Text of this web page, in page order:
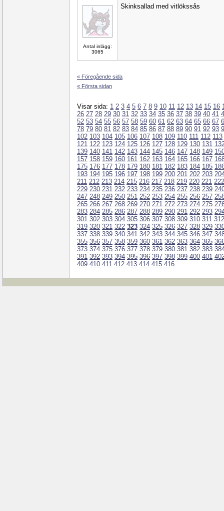
Antal inlägg:
3065
Skinksallad med vitlökssås
« Föregående sida
« Första sidan
Visar sida: 1 2 3 4 5 6 7 8 9 10 11 12 13 14 15 16
26 27 28 29 30 31 32 33 34 35 36 37 38 39 40 41
52 53 54 55 56 57 58 59 60 61 62 63 64 65 66 67
78 79 80 81 82 83 84 85 86 87 88 89 90 91 92 93
102 103 104 105 106 107 108 109 110 111 112 113
121 122 123 124 125 126 127 128 129 130 131
139 140 141 142 143 144 145 146 147 148 149
157 158 159 160 161 162 163 164 165 166 167
175 176 177 178 179 180 181 182 183 184 185
193 194 195 196 197 198 199 200 201 202 203
211 212 213 214 215 216 217 218 219 220 221 222
229 230 231 232 233 234 235 236 237 238 239
247 248 249 250 251 252 253 254 255 256 257
265 266 267 268 269 270 271 272 273 274 275
283 284 285 286 287 288 289 290 291 292 293
301 302 303 304 305 306 307 308 309 310 311 312
319 320 321 322 323 324 325 326 327 328 329
337 338 339 340 341 342 343 344 345 346 347
355 356 357 358 359 360 361 362 363 364 365
373 374 375 376 377 378 379 380 381 382 383
391 392 393 394 395 396 397 398 399 400 401
409 410 411 412 413 414 415 416